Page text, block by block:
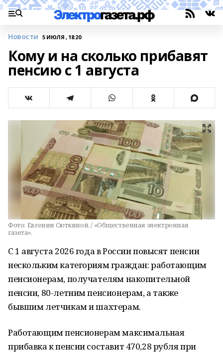
Новости 5 ИЮЛЯ , 18:20
Кому и на сколько прибавят
пенсию с 1 августа
Фото: Евгении Сюткиной. / «Общественная электронная
газета».
С 1 августа 2026 года в России повысят пенсии
нескольким категориям граждан: работающим
пенсионерам, получателям накопительной
пенсии, 80-летним пенсионерам, а также
бывшим летчикам и шахтерам.
Работающим пенсионерам максимальная
прибавка к пенсии составит 470,28 рубля при